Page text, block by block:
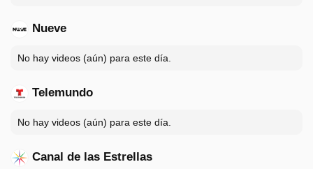
Nueve
No hay videos (aún) para este día.
Telemundo
No hay videos (aún) para este día.
Canal de las Estrellas